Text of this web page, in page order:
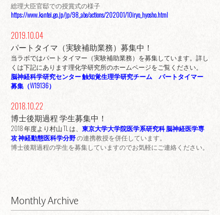
総理大臣官邸での授賞式の様子
https://www.kantei.go.jp/jp/98_abe/actions/202001/10iryo_hyosho.html
2019.10.04
パートタイマ（実験補助業務）募集中！
当ラボではパートタイマー（実験補助業務）を募集しています。詳し
くは下記にあります理化学研究所のホームページをご覧ください。
脳神経科学研究センター 触知覚生理学研究チーム パートタイマー
募集（W19136）
2018.10.22
博士後期過程 学生募集中！
2018 年度より村山 TL は、東京大学大学院医学系研究科脳神経医学専
攻 神経動態医科学分野の連携教授を併任しています。
博士後期過程の学生を募集していますのでお気軽にご連絡ください。
Monthly Archive